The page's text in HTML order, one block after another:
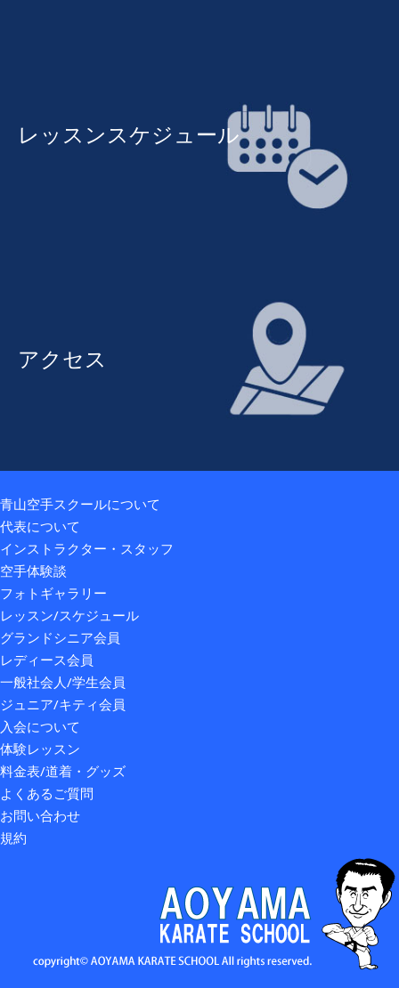
レッスンスケジュール
アクセス
青山空手スクールについて
代表について
インストラクター・スタッフ
空手体験談
フォトギャラリー
レッスン/スケジュール
グランドシニア会員
レディース会員
一般社会人/学生会員
ジュニア/キティ会員
入会について
体験レッスン
料金表/道着・グッズ
よくあるご質問
お問い合わせ
規約